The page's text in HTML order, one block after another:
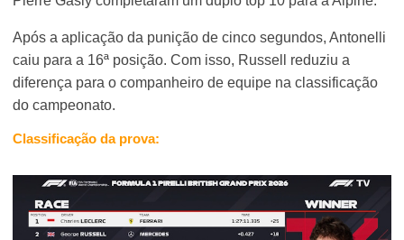
Após a aplicação da punição de cinco segundos, Antonelli
caiu para a 16ª posição. Com isso, Russell reduziu a
diferença para o companheiro de equipe na classificação
do campeonato.
Classificação da prova: